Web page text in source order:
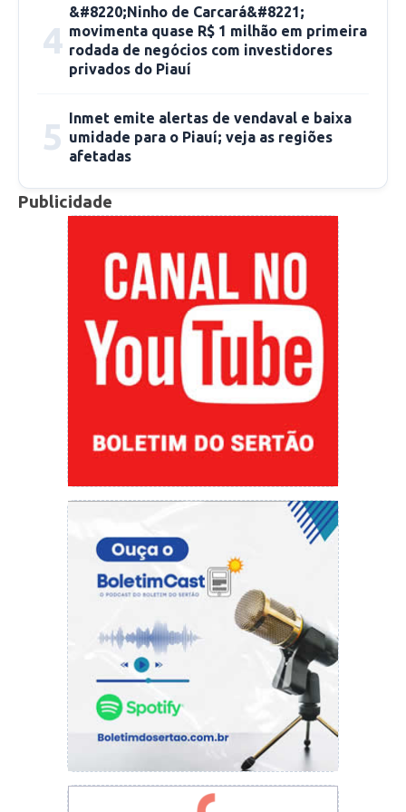
Fonte: pi.gov.br
4
&#8220;Ninho de Carcará&#8221;
movimenta quase R$ 1 milhão em primeira
rodada de negócios com investidores
privados do Piauí
5 Inmet emite alertas de vendaval e baixa
umidade para o Piauí; veja as regiões
afetadas
Publicidade